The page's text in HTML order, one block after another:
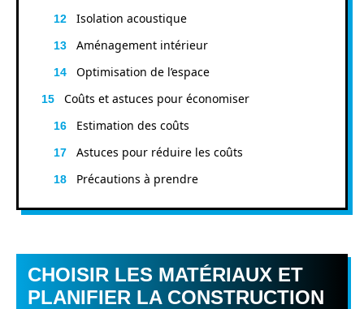
Isolation acoustique
Aménagement intérieur
Optimisation de l’espace
Coûts et astuces pour économiser
Estimation des coûts
Astuces pour réduire les coûts
Précautions à prendre
CHOISIR LES MATÉRIAUX ET
PLANIFIER LA CONSTRUCTION